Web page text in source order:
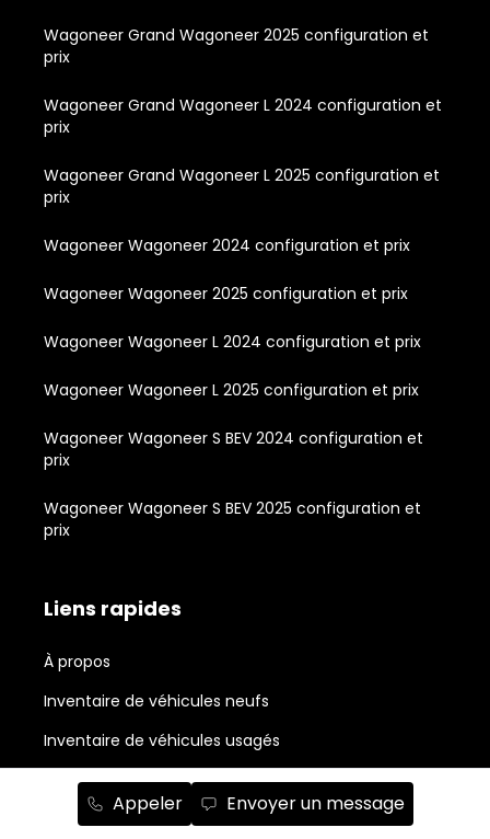
Appeler Envoyer un message
Wagoneer Grand Wagoneer 2025 configuration et
prix
Wagoneer Grand Wagoneer L 2024 configuration et
prix
Wagoneer Grand Wagoneer L 2025 configuration et
prix
Wagoneer Wagoneer 2024 configuration et prix
Wagoneer Wagoneer 2025 configuration et prix
Wagoneer Wagoneer L 2024 configuration et prix
Wagoneer Wagoneer L 2025 configuration et prix
Wagoneer Wagoneer S BEV 2024 configuration et
prix
Wagoneer Wagoneer S BEV 2025 configuration et
prix
Liens rapides
À propos
Inventaire de véhicules neufs
Inventaire de véhicules usagés
Outils d'achat
Propriétaires